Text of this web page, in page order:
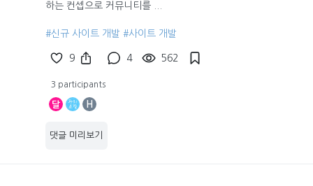
하는 컨셉으로 커뮤니티를 ...
#신규 사이트 개발 #사이트 개발
9 4 562
3 participants
달 H
댓글 미리보기